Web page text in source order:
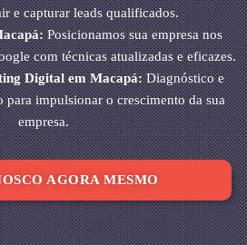
e capturar leads qualificados.
Posicionamos sua empresa nos
com técnicas atualizadas e eficazes.
Digital em Macapá:Diagnóstico e
para impulsionar o crescimento da sua
empresa.
AGORA MESMO